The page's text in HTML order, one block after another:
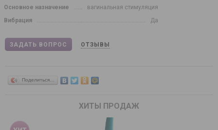
Основное назначение
вагинальная стимуляция
Вибрация
Да
ЗАДАТЬ ВОПРОС ОТЗЫВЫ
Поделиться…
ХИТЫ ПРОДАЖ